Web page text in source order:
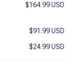
$164.99 USD
$91.99 USD
$24.99 USD